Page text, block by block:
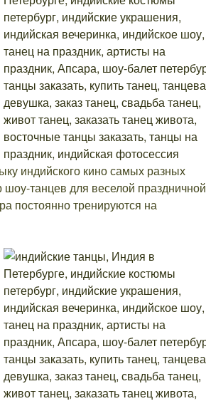
индийского кино самых разных
танцев для веселой праздничной
постоянно тренируются на